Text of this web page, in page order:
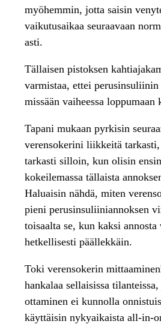
myöhemmin, jotta saisin
vaikutusaikaa seuraavaan
asti.
Tällaisen pistoksen
varmistaa, ettei perusinsuliinin
missään vaiheessa loppumaan
Tapani mukaan pyrkisin
verensokerini liikkeitä
tarkasti silloin, kun olisin
kokeilemassa tällaista
Haluaisin nähdä, miten
pieni perusinsuliiniannoksen
toisaalta se, kun kaksi annosta
hetkellisesti päällekkäin.
Toki verensokerin
hankalaa sellaisissa
ottaminen ei kunnolla
käyttäisin nykyaikaista all-in-